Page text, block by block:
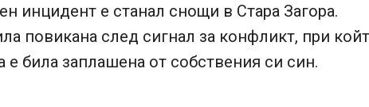
инцидент е станал снощи в Стара Загора.
повикана след сигнал за конфликт, при
е била заплашена от собствения си син.